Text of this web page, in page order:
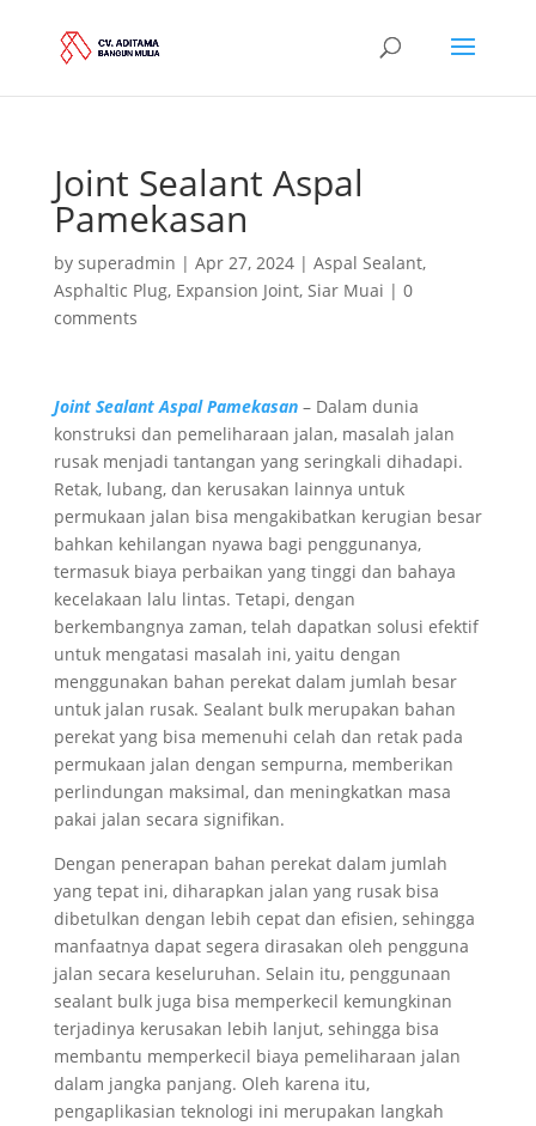
Joint Sealant Aspal
Pamekasan
by superadmin | Apr 27, 2024| Aspal Sealant,
Asphaltic Plug, Expansion Joint, Siar Muai | 0
comments
Joint Sealant Aspal Pamekasan– Dalam dunia
konstruksi dan pemeliharaan jalan, masalah jalan
rusak menjadi tantangan yang seringkali dihadapi.
Retak, lubang, dan kerusakan lainnya untuk
permukaan jalan bisa mengakibatkan kerugian besar
bahkan kehilangan nyawa bagi penggunanya,
termasuk biaya perbaikan yang tinggi dan bahaya
kecelakaan lalu lintas. Tetapi, dengan
berkembangnya zaman, telah dapatkan solusi efektif
untuk mengatasi masalah ini, yaitu dengan
menggunakan bahan perekat dalam jumlah besar
untuk jalan rusak. Sealant bulk merupakan bahan
perekat yang bisa memenuhi celah dan retak pada
permukaan jalan dengan sempurna, memberikan
perlindungan maksimal, dan meningkatkan masa
pakai jalan secara signifikan.
Dengan penerapan bahan perekat dalam jumlah
yang tepat ini, diharapkan jalan yang rusak bisa
dibetulkan dengan lebih cepat dan efisien, sehingga
manfaatnya dapat segera dirasakan oleh pengguna
jalan secara keseluruhan. Selain itu, penggunaan
sealant bulk juga bisa memperkecil kemungkinan
terjadinya kerusakan lebih lanjut, sehingga bisa
membantu memperkecil biaya pemeliharaan jalan
dalam jangka panjang. Oleh karena itu,
pengaplikasian teknologi ini merupakan langkah